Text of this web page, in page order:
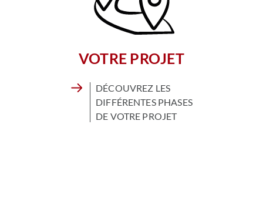
VOTRE PROJET
DÉCOUVREZ LES
DIFFÉRENTES PHASES
DE VOTRE PROJET